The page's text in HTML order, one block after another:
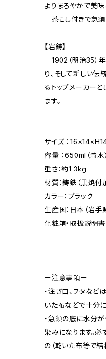
よりまろやかで美
茶こし付きで急須
【岩鋳】
1902（明治35）
り、そして新しい
るトップメーカー
ます。
サイズ ：
容量 ：650ml（満
重さ：約1.3kg
材質：鋳鉄（黒焼付
カラー：ブラック
生産国：日本（岩手
化粧箱・取扱説明
ー注意事項ー
・注ぎ口、フタな
いた布などで十分
・急須の底に水分
染みになります。
の（乾いた布等で結